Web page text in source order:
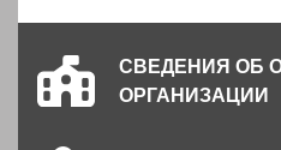
СВЕДЕНИЯ ОБ
ОРГАНИЗАЦИИ